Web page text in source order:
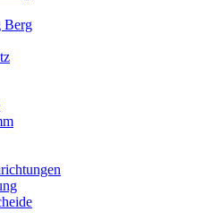
Berg